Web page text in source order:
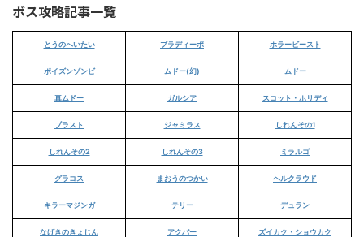
ボス攻略記事一覧
とうのへいたい ブラディーポ ホラービースト
ポイズンゾンビ ムドー(幻) ムドー
真ムドー ガルシア スコット・ホリディ
ブラスト ジャミラス しれんその1
しれんその2 しれんその3 ミラルゴ
グラコス まおうのつかい ヘルクラウド
キラーマジンガ テリー デュラン
なげきのきょじん アクバー ズイカク・ショウカク